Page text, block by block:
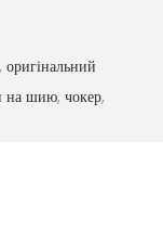
, оригінальний
на шию, чокер,